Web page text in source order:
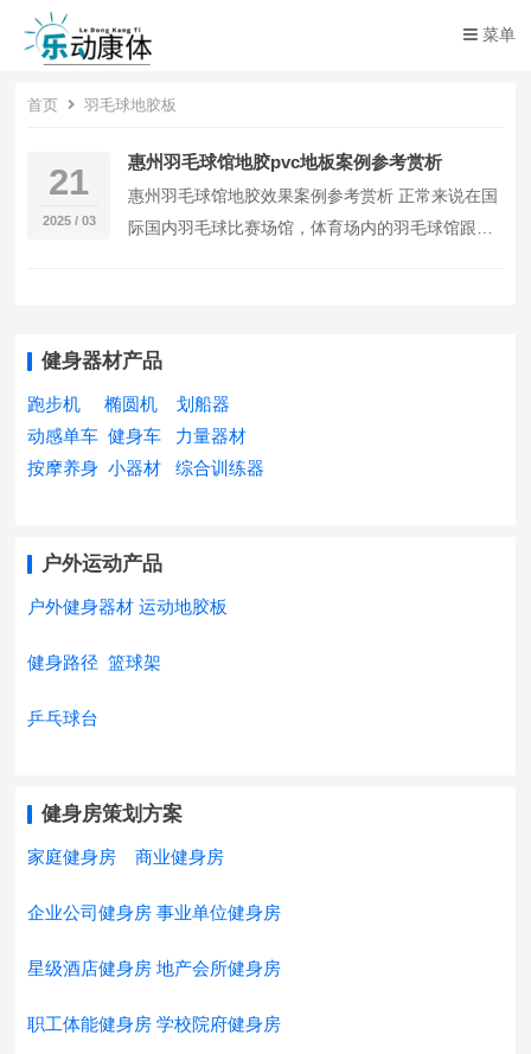
菜单
首页 羽毛球地胶板
21
2025 / 03
惠州羽毛球馆地胶pvc地板案例参考赏析
惠州羽毛球馆地胶效果案例参考赏析 正常来说在国
际国内羽毛球比赛场馆，体育场内的羽毛球馆跟学
健身器材产品
跑步机 椭圆机
划船器
动感单车 健身车
力量器材
按摩养身 小器材 综合训练器
户外运动产品
户外健身器材 运动地胶板
健身路径 篮球架
乒乓球台
健身房策划方案
家庭健身房 商业健身房
企业公司健身房 事业单位健身房
星级酒店健身房 地产会所健身房
职工体能健身房 学校院府健身房